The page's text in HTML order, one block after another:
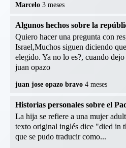
Marcelo 3 meses
Algunos hechos sobre la
Quiero hacer una pregunta con
Israel,Muchos siguen diciendo
elegido. Ya no lo es?, cuando
juan opazo
juan jose opazo bravo 4 meses
Historias personales sobre el
La hija se refiere a una mujer
texto original inglés dice "died in
que se pudo traducir como...